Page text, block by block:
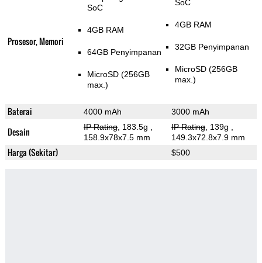
Prosesor, Memori
SoC
4GB RAM
64GB Penyimpanan
MicroSD (256GB
max.)
SoC
4GB RAM
32GB Penyimpanan
MicroSD (256GB
max.)
Baterai 4000 mAh 3000 mAh
Desain IP Rating, 183.5g
158.9x78x7.5 mm
IP Rating, 139g
149.3x72.8x7.9 mm
Harga (Sekitar) $500